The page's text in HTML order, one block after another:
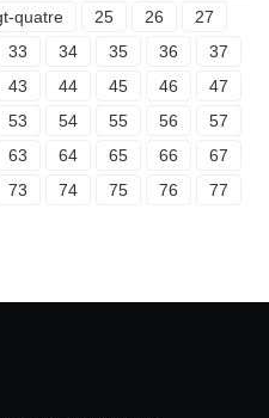
quatre 25 26
27
33 34 35 36
37
43 44 45 46
47
53 54 55 56
57
63 64 65 66
67
73 74 75 76
77